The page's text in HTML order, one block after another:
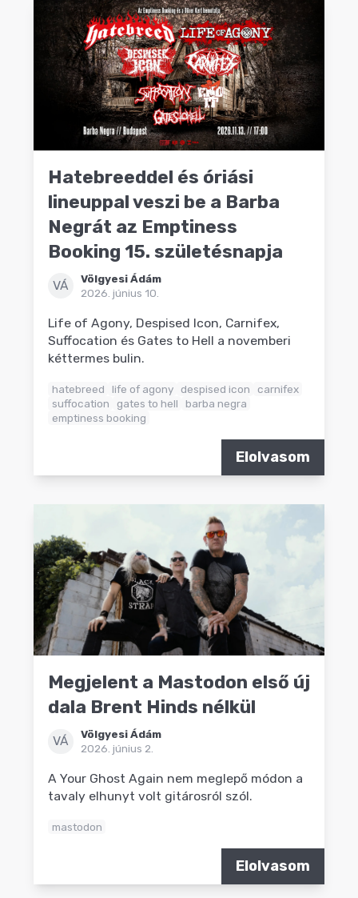
Hatebreeddel és óriási
lineuppal veszi be a Barba
Negrát az Emptiness
Booking 15. születésnapja
VÁ
Völgyesi Ádám
2026. június 10.
Life of Agony, Despised Icon, Carnifex,
Suffocation és Gates to Hell a novemberi
kéttermes bulin.
hatebreed life of agony despised icon
carnifex
suffocation
gates to hell
barba negra
emptiness booking
Elolvasom
Megjelent a Mastodon első új
dala Brent Hinds nélkül
VÁ
Völgyesi Ádám
2026. június 2.
A Your Ghost Again nem meglepő módon a
tavaly elhunyt volt gitárosról szól.
mastodon
Elolvasom